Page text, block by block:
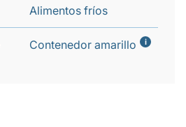
Alimentos fríos
Contenedor amarillo i